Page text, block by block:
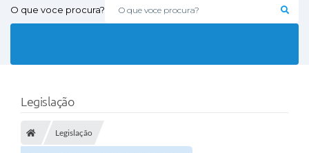
O que voce procura?
Legislação
Legislação